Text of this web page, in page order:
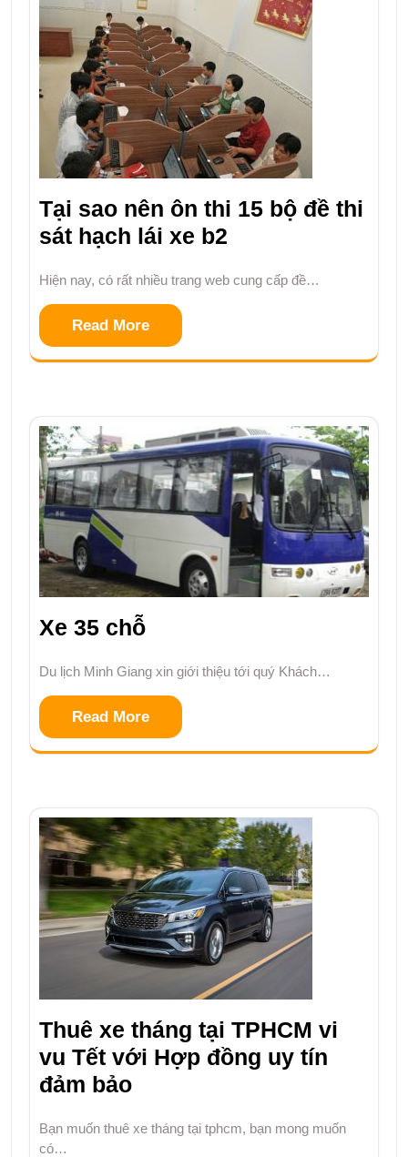
Tại sao nên ôn thi 15 bộ đề thi
sát hạch lái xe b2
Hiện nay, có rất nhiều trang web cung cấp đề…
Read More
Xe 35 chỗ
Du lịch Minh Giang xin giới thiệu tới quý Khách…
Read More
Thuê xe tháng tại TPHCM vi
vu Tết với Hợp đồng uy tín
đảm bảo
Bạn muốn thuê xe tháng tại tphcm, bạn mong muốn
có…